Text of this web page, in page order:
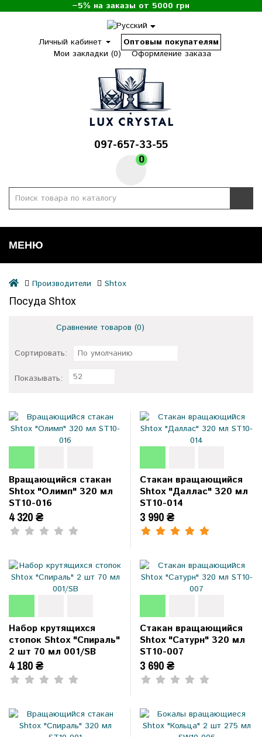
−5% на заказы от 5000 грн
Личный кабинет
Оптовым покупателям
Мои закладки (0)
Оформление заказа
097-657-33-55
0
МЕНЮ
Производители Shtox
Посуда Shtox
Сравнение товаров (0)
Сортировать: По умолчанию
Показывать: 52
Вращающийся стакан
Shtox "Олимп" 320 мл
ST10-016
4 320 ₴
Стакан вращающийся
Shtox "Даллас" 320 мл
ST10-014
3 990 ₴
Набор крутящихся
стопок Shtox "Спираль"
2 шт 70 мл 001/SB
4 180 ₴
Стакан вращающийся
Shtox "Сатурн" 320 мл
ST10-007
3 690 ₴